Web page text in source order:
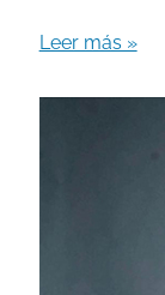
Leer más »